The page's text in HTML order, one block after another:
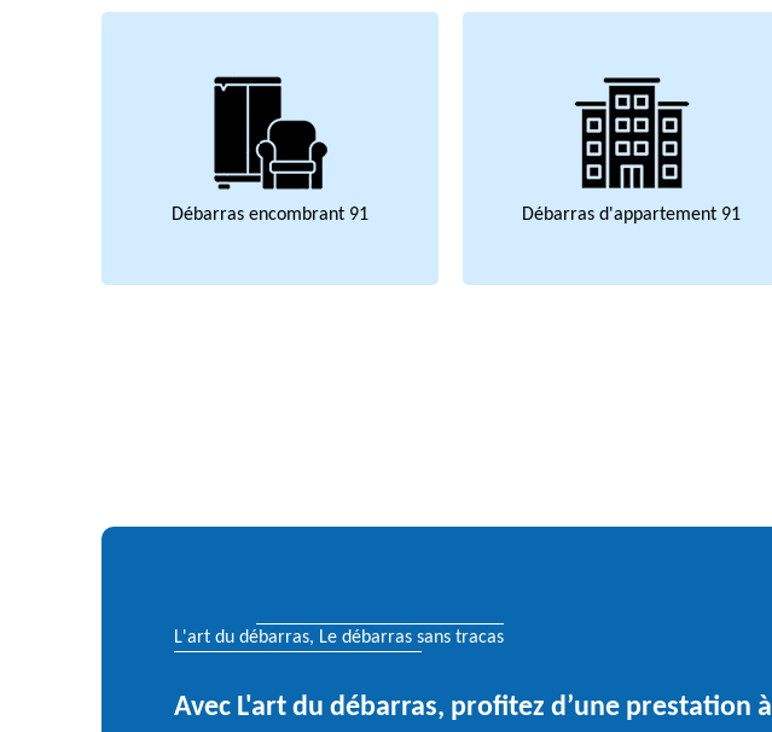
Débarras encombrant 91 Débarras d'appartement 91
L'art du débarras, Le débarras sans tracas
Avec L'art du débarras, profitez d’une prestation à